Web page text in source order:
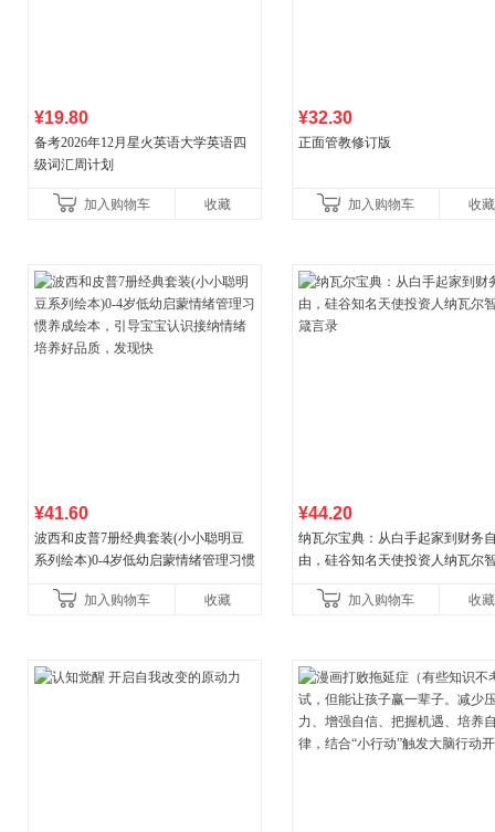
¥19.80
备考2026年12月星火英语大学英语四
级词汇周计划
加入购物车 收藏
¥32.30
正面管教修订版
加入购物车 收藏
¥41.60
波西和皮普7册经典套装(小小聪明豆
系列绘本)0-4岁低幼启蒙情绪管理习惯
养好品质，发现快
加入购物车 收藏
¥44.20
纳瓦尔宝典：从白手起家到财务
由，硅谷知名天使投资人纳瓦尔
加入购物车
收藏